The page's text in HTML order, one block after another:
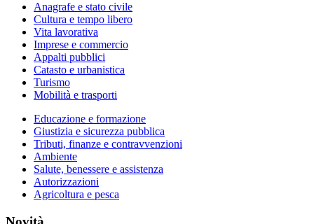
Anagrafe e stato civile
Cultura e tempo libero
Vita lavorativa
Imprese e commercio
Appalti pubblici
Catasto e urbanistica
Turismo
Mobilità e trasporti
Educazione e formazione
Giustizia e sicurezza pubblica
Tributi, finanze e contravvenzioni
Ambiente
Salute, benessere e assistenza
Autorizzazioni
Agricoltura e pesca